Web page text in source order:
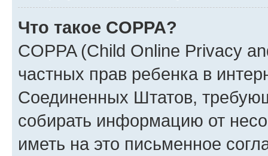
Что такое COPPA?
COPPA (Child Online Privacy
частных прав ребенка в
Соединенных Штатов,
собирать информацию от
иметь на это письменное